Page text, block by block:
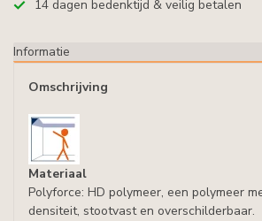
14 dagen bedenktijd & veilig betalen
Informatie
Omschrijving
Materiaal
Polyforce: HD polymeer, een polymeer
densiteit, stootvast en overschilderbaar.